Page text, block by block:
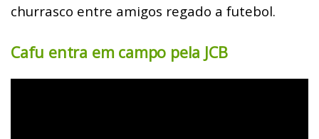
churrasco entre amigos regado a futebol.
Cafu entra em campo pela JCB